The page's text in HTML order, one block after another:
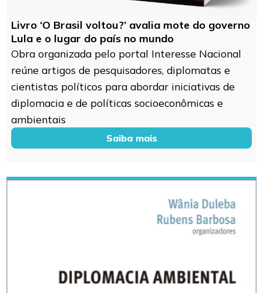
Livro ‘O Brasil voltou?’ avalia mote do governo
Lula e o lugar do país no mundo
Obra organizada pelo portal Interesse Nacional
reúne artigos de pesquisadores, diplomatas e
cientistas políticos para abordar iniciativas de
diplomacia e de políticas socioeconômicas e
ambientais
Saiba mais